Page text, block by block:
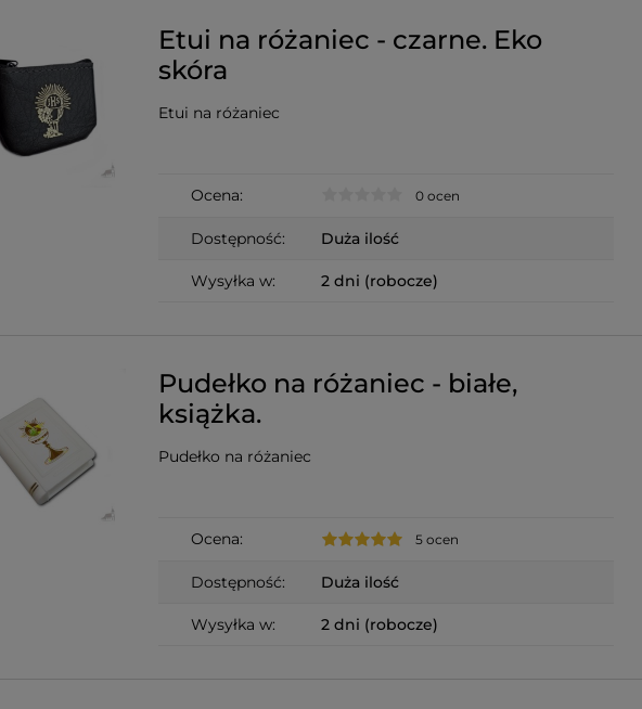
Etui na różaniec - czarne. Eko
skóra
Etui na różaniec
Ocena: 0 ocen
Dostępność: Duża ilość
Wysyłka w: 2 dni (robocze)
Pudełko na różaniec - białe,
książka.
Pudełko na różaniec
Ocena: 5 ocen
Dostępność: Duża ilość
Wysyłka w: 2 dni (robocze)